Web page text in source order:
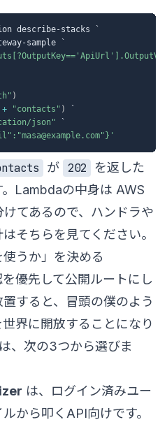
describe-stacks `
sample `
)
+ "contacts" )
`
json" `
が 202
を返した
Lambdaの中身は AWS
けてあるので、ハンドラや
そちらを見てください。
うか」を決める
優先して公開ルートにし
すると、冒頭の僕のよう
界に開放することになり
、次の3つから選びま
は、ログイン済みユー
から叩くAPI向けです。